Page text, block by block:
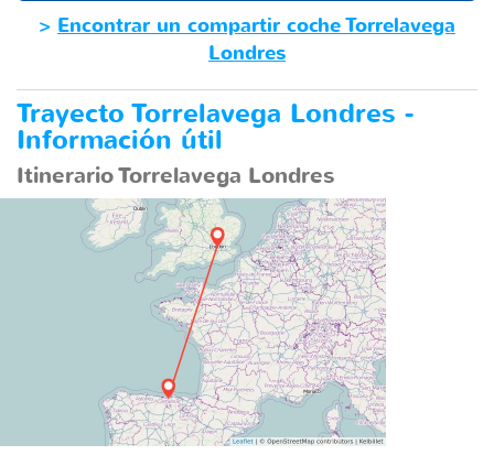
> Encontrar un compartir coche Torrelavega
Londres
Trayecto Torrelavega Londres -
Información útil
Itinerario Torrelavega Londres